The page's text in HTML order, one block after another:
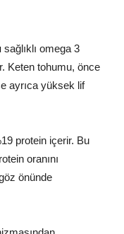
sağlıklı omega 3
Keten tohumu, önce
ayrıca yüksek lif
protein içerir. Bu
oranını
önünde